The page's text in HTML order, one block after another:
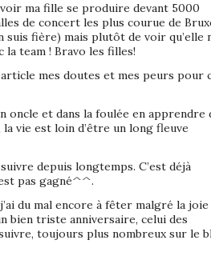
ma fille se produire devant 5000
de concert les plus courue de
suis fière) mais plutôt de voir qu’elle
la team ! Bravo les filles!
article mes doutes et mes peurs pour
oncle et dans la foulée en apprendre
vie est loin d’être un long fleuve
depuis longtemps. C’est déjà
pas gagné^^.
du mal encore à fêter malgré la joie
bien triste anniversaire, celui des
toujours plus nombreux sur le